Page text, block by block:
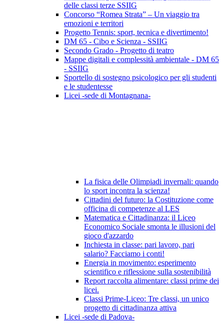
delle classi terze SSIIG
Concorso “Romea Strata” – Un viaggio tra
emozioni e territori
Progetto Tennis: sport, tecnica e divertimento!
DM 65 - Cibo e Scienza - SSIIG
Secondo Grado - Progetto di teatro
Mappe digitali e complessità ambientale - DM 65
- SSIIG
Sportello di sostegno psicologico per gli studenti
e le studentesse
Licei -sede di Montagnana-
La fisica delle Olimpiadi invernali: quando
lo sport incontra la scienza!
Cittadini del futuro: la Costituzione come
officina di competenze al LES
Matematica e Cittadinanza: il Liceo
Economico Sociale smonta le illusioni del
gioco d'azzardo
Inchiesta in classe: pari lavoro, pari
salario? Facciamo i conti!
Energia in movimento: esperimento
scientifico e riflessione sulla sostenibilità
Report raccolta alimentare: classi prime dei
licei.
Classi Prime-Liceo: Tre classi, un unico
progetto di cittadinanza attiva
Licei -sede di Padova-